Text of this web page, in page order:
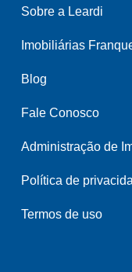
Sobre a Leardi
Imobiliárias
Blog
Fale Conosco
Administração de
Política de
Termos de uso